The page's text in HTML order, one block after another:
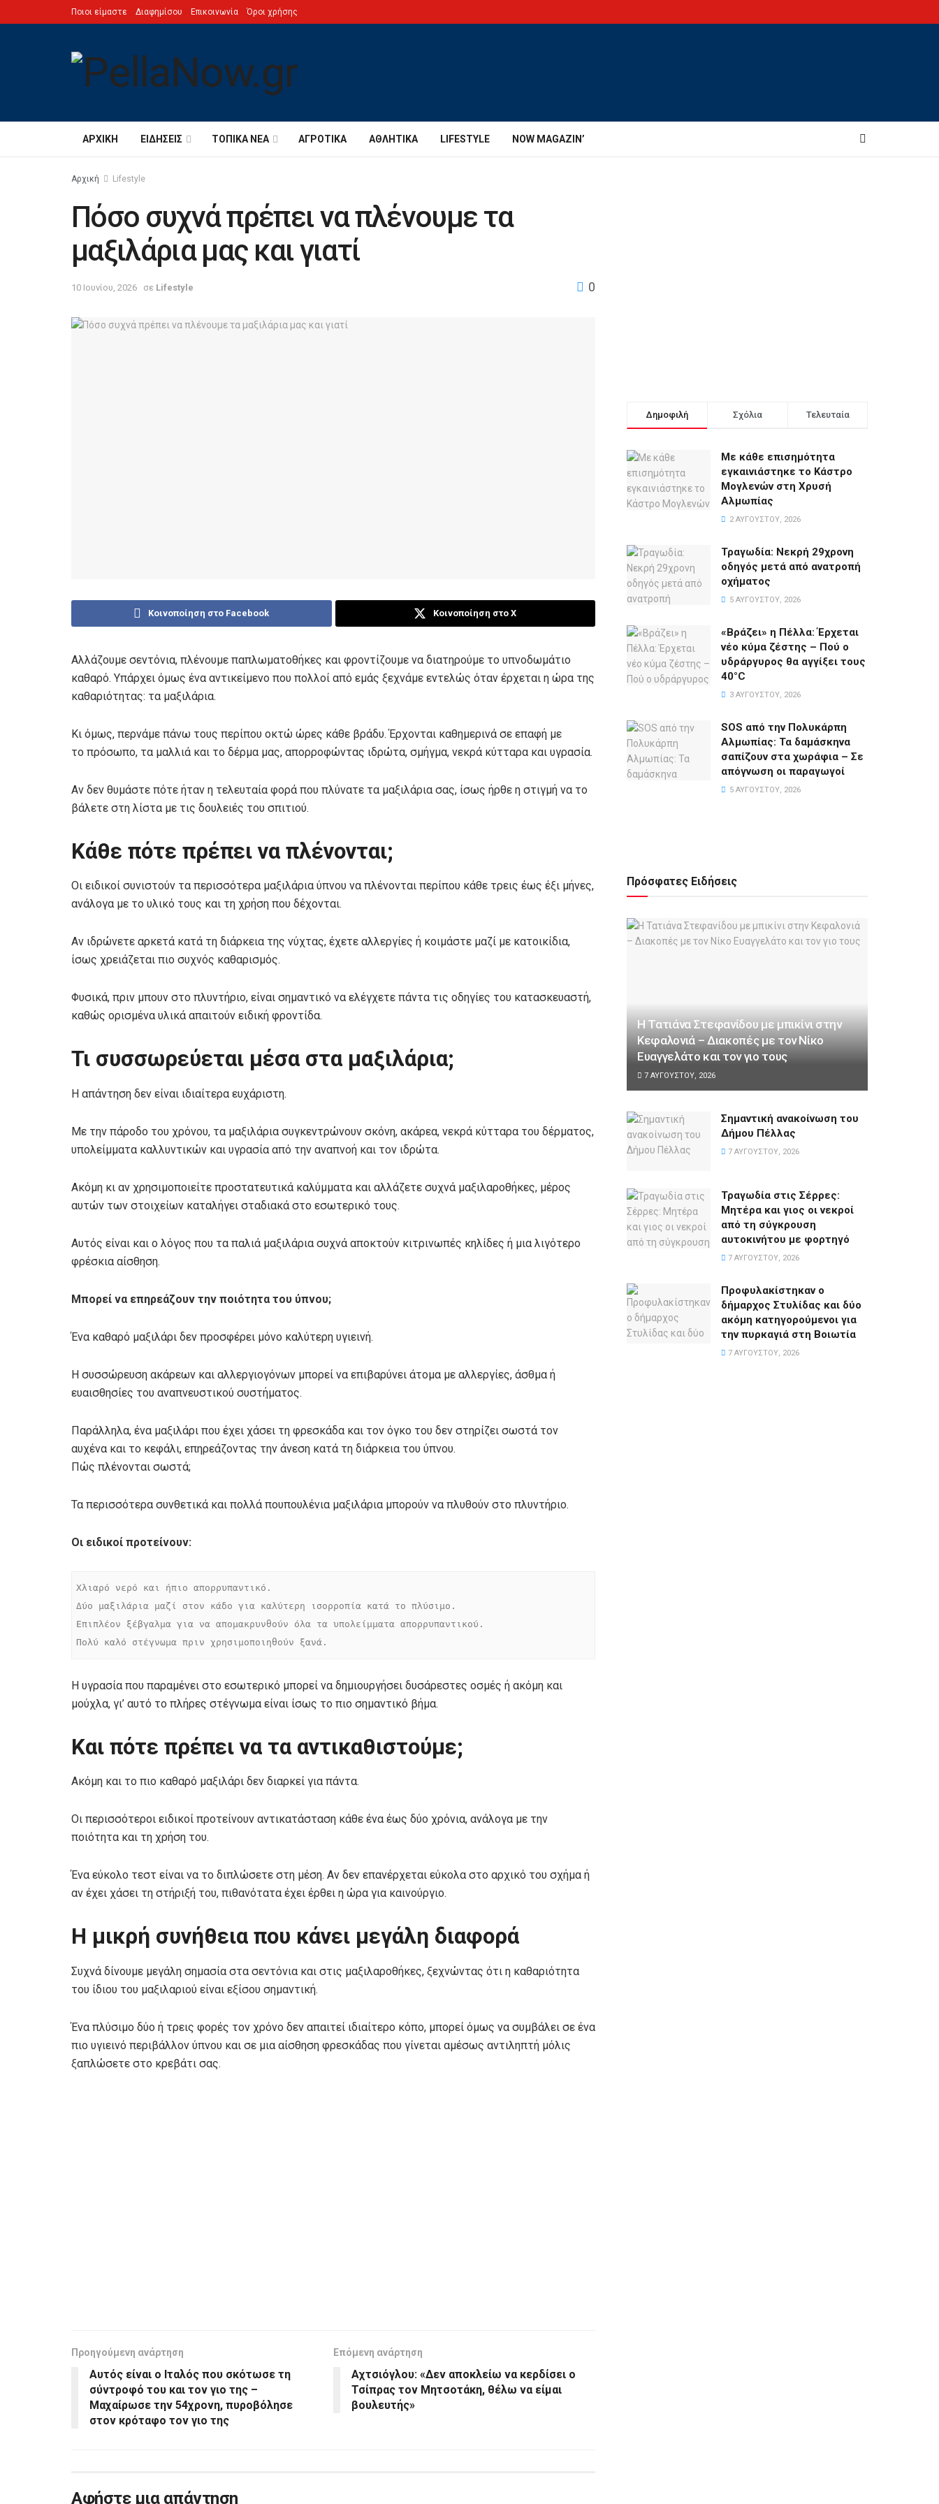
Ποιοι είμαστε Διαφημίσου Επικοινωνία Όροι χρήσης
ΑΡΧΙΚΉ ΕΙΔΉΣΕΙΣ ΤΟΠΙΚΆ ΝΈΑ ΑΓΡΟΤΙΚΆ ΑΘΛΗΤΙΚΆ LIFESTYLE NOW MAGAZIN’
Αρχική Lifestyle
Πόσο συχνά πρέπει να πλένουμε τα
μαξιλάρια μας και γιατί
10 Ιουνίου, 2026 σε Lifestyle 0
Κοινοποίηση στο Facebook Κοινοποίηση στο X
Αλλάζουμε σεντόνια, πλένουμε παπλωματοθήκες και φροντίζουμε να διατηρούμε το υπνοδωμάτιο
καθαρό. Υπάρχει όμως ένα αντικείμενο που πολλοί από εμάς ξεχνάμε εντελώς όταν έρχεται η ώρα της
καθαριότητας: τα μαξιλάρια.
Κι όμως, περνάμε πάνω τους περίπου οκτώ ώρες κάθε βράδυ. Έρχονται καθημερινά σε επαφή με
το πρόσωπο, τα μαλλιά και το δέρμα μας, απορροφώντας ιδρώτα, σμήγμα, νεκρά κύτταρα και υγρασία.
Αν δεν θυμάστε πότε ήταν η τελευταία φορά που πλύνατε τα μαξιλάρια σας, ίσως ήρθε η στιγμή να το
βάλετε στη λίστα με τις δουλειές του σπιτιού.
Κάθε πότε πρέπει να πλένονται;
Οι ειδικοί συνιστούν τα περισσότερα μαξιλάρια ύπνου να πλένονται περίπου κάθε τρεις έως έξι μήνες,
ανάλογα με το υλικό τους και τη χρήση που δέχονται.
Αν ιδρώνετε αρκετά κατά τη διάρκεια της νύχτας, έχετε αλλεργίες ή κοιμάστε μαζί με κατοικίδια,
ίσως χρειάζεται πιο συχνός καθαρισμός.
Φυσικά, πριν μπουν στο πλυντήριο, είναι σημαντικό να ελέγχετε πάντα τις οδηγίες του κατασκευαστή,
καθώς ορισμένα υλικά απαιτούν ειδική φροντίδα.
Τι συσσωρεύεται μέσα στα μαξιλάρια;
Η απάντηση δεν είναι ιδιαίτερα ευχάριστη.
Με την πάροδο του χρόνου, τα μαξιλάρια συγκεντρώνουν σκόνη, ακάρεα, νεκρά κύτταρα του δέρματος,
υπολείμματα καλλυντικών και υγρασία από την αναπνοή και τον ιδρώτα.
Ακόμη κι αν χρησιμοποιείτε προστατευτικά καλύμματα και αλλάζετε συχνά μαξιλαροθήκες, μέρος
αυτών των στοιχείων καταλήγει σταδιακά στο εσωτερικό τους.
Αυτός είναι και ο λόγος που τα παλιά μαξιλάρια συχνά αποκτούν κιτρινωπές κηλίδες ή μια λιγότερο
φρέσκια αίσθηση.
Μπορεί να επηρεάζουν την ποιότητα του ύπνου;
Ένα καθαρό μαξιλάρι δεν προσφέρει μόνο καλύτερη υγιεινή.
Η συσσώρευση ακάρεων και αλλεργιογόνων μπορεί να επιβαρύνει άτομα με αλλεργίες, άσθμα ή
ευαισθησίες του αναπνευστικού συστήματος.
Παράλληλα, ένα μαξιλάρι που έχει χάσει τη φρεσκάδα και τον όγκο του δεν στηρίζει σωστά τον
αυχένα και το κεφάλι, επηρεάζοντας την άνεση κατά τη διάρκεια του ύπνου.
Πώς πλένονται σωστά;
Τα περισσότερα συνθετικά και πολλά πουπουλένια μαξιλάρια μπορούν να πλυθούν στο πλυντήριο.
Οι ειδικοί προτείνουν:
Χλιαρό νερό και ήπιο απορρυπαντικό.
Δύο μαξιλάρια μαζί στον κάδο για καλύτερη ισορροπία κατά το πλύσιμο.
Επιπλέον ξέβγαλμα για να απομακρυνθούν όλα τα υπολείμματα απορρυπαντικού.
Πολύ καλό στέγνωμα πριν χρησιμοποιηθούν ξανά.
Η υγρασία που παραμένει στο εσωτερικό μπορεί να δημιουργήσει δυσάρεστες οσμές ή ακόμη και
μούχλα, γι’ αυτό το πλήρες στέγνωμα είναι ίσως το πιο σημαντικό βήμα.
Και πότε πρέπει να τα αντικαθιστούμε;
Ακόμη και το πιο καθαρό μαξιλάρι δεν διαρκεί για πάντα.
Οι περισσότεροι ειδικοί προτείνουν αντικατάσταση κάθε ένα έως δύο χρόνια, ανάλογα με την
ποιότητα και τη χρήση του.
Ένα εύκολο τεστ είναι να το διπλώσετε στη μέση. Αν δεν επανέρχεται εύκολα στο αρχικό του σχήμα ή
αν έχει χάσει τη στήριξή του, πιθανότατα έχει έρθει η ώρα για καινούργιο.
Η μικρή συνήθεια που κάνει μεγάλη διαφορά
Συχνά δίνουμε μεγάλη σημασία στα σεντόνια και στις μαξιλαροθήκες, ξεχνώντας ότι η καθαριότητα
του ίδιου του μαξιλαριού είναι εξίσου σημαντική.
Ένα πλύσιμο δύο ή τρεις φορές τον χρόνο δεν απαιτεί ιδιαίτερο κόπο, μπορεί όμως να συμβάλει σε ένα
πιο υγιεινό περιβάλλον ύπνου και σε μια αίσθηση φρεσκάδας που γίνεται αμέσως αντιληπτή μόλις
ξαπλώσετε στο κρεβάτι σας.
Προηγούμενη ανάρτηση
Αυτός είναι ο Ιταλός που σκότωσε τη
σύντροφό του και τον γιο της –
Μαχαίρωσε την 54χρονη, πυροβόλησε
στον κρόταφο τον γιο της
Επόμενη ανάρτηση
Αχτσιόγλου: «Δεν αποκλείω να κερδίσει ο
Τσίπρας τον Μητσοτάκη, θέλω να είμαι
βουλευτής»
Αφήστε μια απάντηση
Δημοφιλή Σχόλια Τελευταία
Με κάθε επισημότητα
εγκαινιάστηκε το Κάστρο
Μογλενών στη Χρυσή
Αλμωπίας
2 ΑΥΓΟΎΣΤΟΥ, 2026
Τραγωδία: Νεκρή 29χρονη
οδηγός μετά από ανατροπή
οχήματος
5 ΑΥΓΟΎΣΤΟΥ, 2026
«Βράζει» η Πέλλα: Έρχεται
νέο κύμα ζέστης – Πού ο
υδράργυρος θα αγγίξει τους
40°C
3 ΑΥΓΟΎΣΤΟΥ, 2026
SOS από την Πολυκάρπη
Αλμωπίας: Τα δαμάσκηνα
σαπίζουν στα χωράφια – Σε
απόγνωση οι παραγωγοί
5 ΑΥΓΟΎΣΤΟΥ, 2026
Πρόσφατες Ειδήσεις
Η Τατιάνα Στεφανίδου με μπικίνι στην
Κεφαλονιά – Διακοπές με τον Νίκο
Ευαγγελάτο και τον γιο τους
7 ΑΥΓΟΎΣΤΟΥ, 2026
Σημαντική ανακοίνωση του
Δήμου Πέλλας
7 ΑΥΓΟΎΣΤΟΥ, 2026
Τραγωδία στις Σέρρες:
Μητέρα και γιος οι νεκροί
από τη σύγκρουση
αυτοκινήτου με φορτηγό
7 ΑΥΓΟΎΣΤΟΥ, 2026
Προφυλακίστηκαν ο
δήμαρχος Στυλίδας και δύο
ακόμη κατηγορούμενοι για
την πυρκαγιά στη Βοιωτία
7 ΑΥΓΟΎΣΤΟΥ, 2026